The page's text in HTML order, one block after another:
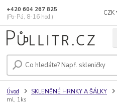
CZK
+420 604 267 825
(Po-Pá, 8-16 hod.)
Úvod SKLENĚNÉ HRNKY A ŠÁLKY
ml, 1ks